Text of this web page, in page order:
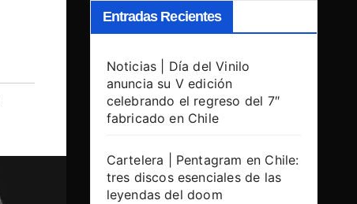
Entradas Recientes
Noticias | Día del Vinilo
anuncia su V edición
celebrando el regreso del 7″
fabricado en Chile
Cartelera | Pentagram en Chile:
tres discos esenciales de las
leyendas del doom